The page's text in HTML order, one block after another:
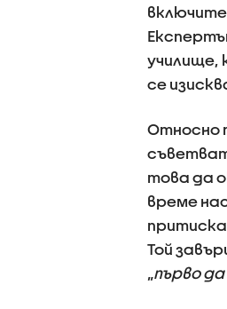
училище,
се
Относно
това да
време
Той
„първо